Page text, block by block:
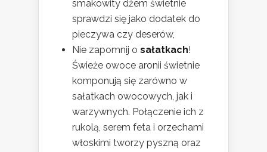
smakowity dżem świetnie
sprawdzi się jako dodatek do
pieczywa czy deserów,
Nie zapomnij o sałatkach!
Świeże owoce aronii świetnie
komponują się zarówno w
sałatkach owocowych, jak i
warzywnych. Połączenie ich z
rukolą, serem feta i orzechami
włoskimi tworzy pyszną oraz